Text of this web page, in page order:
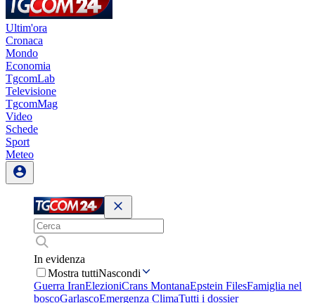
Ultim'ora
Cronaca
Mondo
Economia
TgcomLab
Televisione
TgcomMag
Video
Schede
Sport
Meteo
In evidenza
Mostra tuttiNascondi
Guerra IranElezioniCrans MontanaEpstein FilesFamiglia nel
boscoGarlascoEmergenza ClimaTutti i dossier